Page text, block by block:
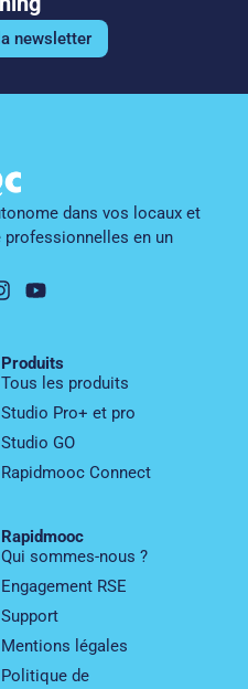
newsletter
dans vos locaux et
en un
Produits
Tous les produits
Studio Pro+ et pro
Studio GO
Rapidmooc Connect
Rapidmooc
Qui sommes-nous ?
Engagement RSE
Support
Mentions légales
Politique de